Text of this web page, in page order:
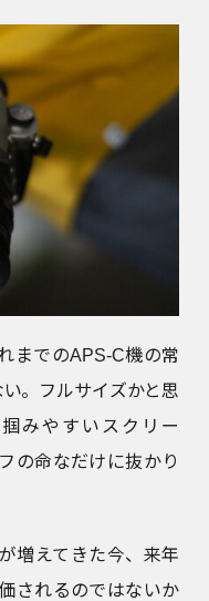
までのAPS-C機の常
。フルサイズかと思
みやすいスクリー
の命なだけに抜かり
増えてきた今、来年
されるのではないか